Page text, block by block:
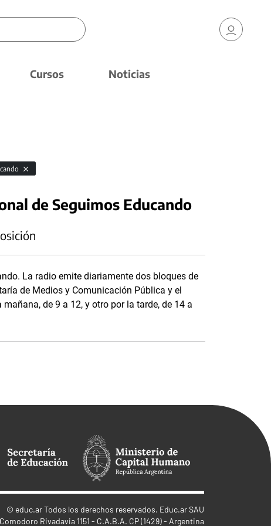
Cursos Noticias
de Seguimos Educando
La radio emite diariamente dos bloques de
de Medios y Comunicación Pública y el
de 9 a 12, y otro por la tarde, de 14 a
© educ.arTodos los derechos reservados. Educ.ar SAU
Rivadavia 1151 - C.A.B.A. CP (1429) - Argentina